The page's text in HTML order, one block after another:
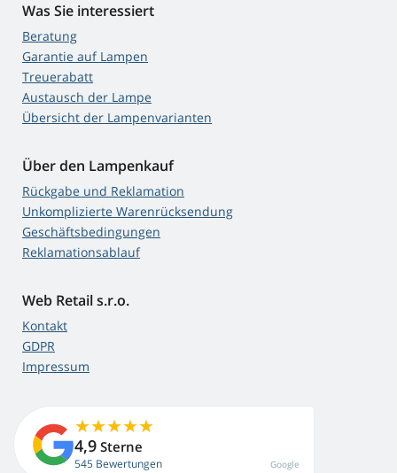
Was Sie interessiert
Beratung
Garantie auf Lampen
Treuerabatt
Austausch der Lampe
Übersicht der Lampenvarianten
Über den Lampenkauf
Rückgabe und Reklamation
Unkomplizierte Warenrücksendung
Geschäftsbedingungen
Reklamationsablauf
Web Retail s.r.o.
Kontakt
GDPR
Impressum
4,9 Sterne
545 Bewertungen Google